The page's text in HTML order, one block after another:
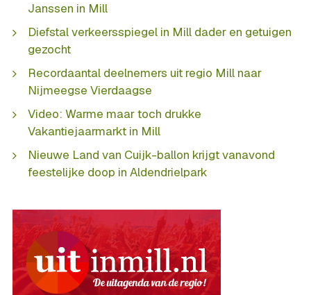
Janssen in Mill
Diefstal verkeersspiegel in Mill dader en getuigen
gezocht
Recordaantal deelnemers uit regio Mill naar
Nijmeegse Vierdaagse
Video: Warme maar toch drukke
Vakantiejaarmarkt in Mill
Nieuwe Land van Cuijk-ballon krijgt vanavond
feestelijke doop in Aldendrielpark